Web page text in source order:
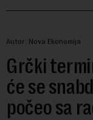
Autor: Nova Ekonomija
Grčki
će se
počeo sa